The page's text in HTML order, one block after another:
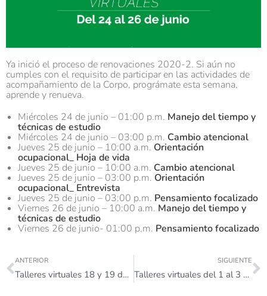
Ya inició el proceso de renovaciones 2020-2. Si aún no
cumples con el requisito de participar en las actividades de
acompañamiento de la Corpo, prográmate esta semana,
aprende y renueva.
Miércoles 24 de junio – 01:00 p.m. Manejo del tiempo y
técnicas de estudio
Miércoles 24 de junio – 03:00 p.m. Cambio atencional
Jueves 25 de junio – 10:00 a.m. Orientación
ocupacional_ Hoja de vida
Jueves 25 de junio – 10:00 a.m. Cambio atencional
Jueves 25 de junio – 03:00 p.m. Orientación
ocupacional_ Entrevista
Jueves 25 de junio – 03:00 p.m. Pensamiento focalizado
Viernes 26 de junio – 10:00 a.m. Manejo del tiempo y
técnicas de estudio
Viernes 26 de junio- 01:00 p.m. Pensamiento focalizado
ANTERIOR
Talleres virtuales 18 y 19 de junio
SIGUIENTE
Talleres virtuales del 1 al 3 de julio